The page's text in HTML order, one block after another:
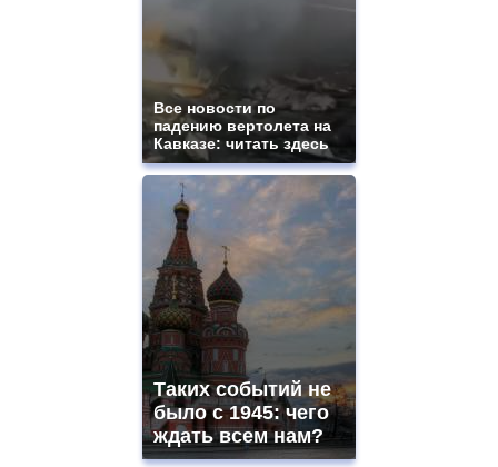
Все новости по
падению вертолета на
Кавказе: читать здесь
Таких событий не
было с 1945: чего
ждать всем нам?